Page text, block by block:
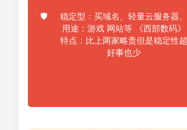
🛡️
稳定型：买域名、轻量云服务器、
用途：游戏 网站等 《西部数码》
特点：比上两家略贵但是稳定性超
好事也少